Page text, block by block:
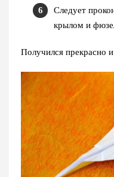
Следует
крылом и
Получился прекрасно